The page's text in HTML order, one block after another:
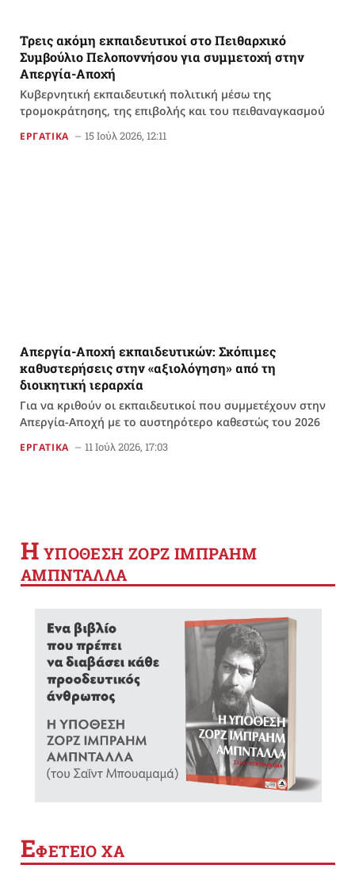
Τρεις ακόμη εκπαιδευτικοί στο Πειθαρχικό
Συμβούλιο Πελοποννήσου για συμμετοχή στην
Απεργία-Αποχή
Κυβερνητική εκπαιδευτική πολιτική μέσω της
τρομοκράτησης, της επιβολής και του πειθαναγκασμού
ΕΡΓΑΤΙΚΑ 15 Ιούλ 2026, 12:11
Απεργία-Αποχή εκπαιδευτικών: Σκόπιμες
καθυστερήσεις στην «αξιολόγηση» από τη
διοικητική ιεραρχία
Για να κριθούν οι εκπαιδευτικοί που συμμετέχουν στην
Απεργία-Αποχή με το αυστηρότερο καθεστώς του 2026
ΕΡΓΑΤΙΚΑ 11 Ιούλ 2026, 17:03
Η YΠΟΘΕΣΗ ΖΟΡΖ ΙΜΠΡΑΗΜ
ΑΜΠΝΤΑΛΛΑ
ΕΦΕΤΕΙΟ ΧΑ